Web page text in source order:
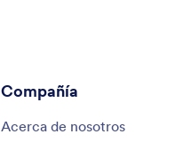
Compañía
Acerca de nosotros